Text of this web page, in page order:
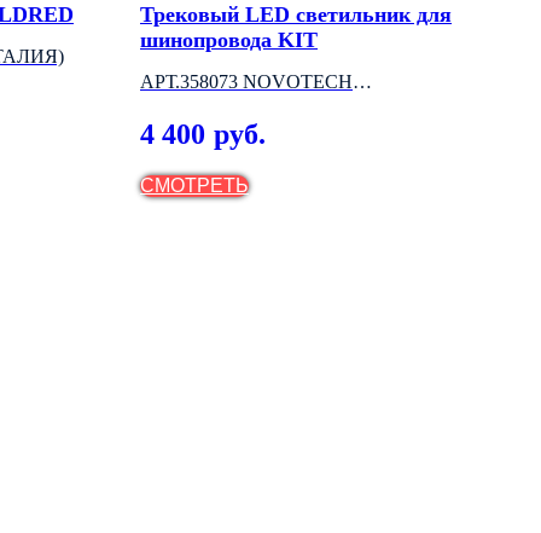
Трековый LED светильник для
шинопровода KIT
АРТ.358073 NOVOTECH
(ВЕНГРИЯ)
4 400 руб.
СМОТРЕТЬ